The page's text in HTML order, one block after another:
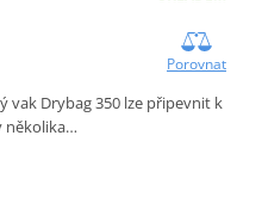
Porovnat
vak Drybag 350 lze připevnit k
několika…